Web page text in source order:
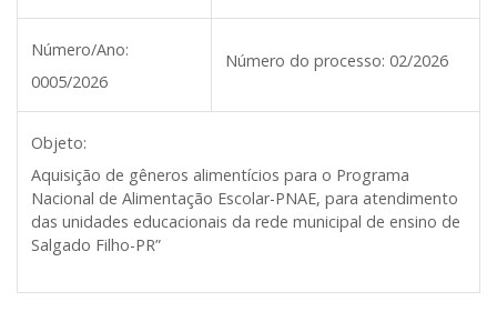
Número/Ano:
0005/2026
Número do processo: 02/2026
Objeto:
Aquisição de gêneros alimentícios para o Programa
Nacional de Alimentação Escolar-PNAE, para atendimento
das unidades educacionais da rede municipal de ensino de
Salgado Filho-PR”